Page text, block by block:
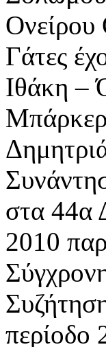
Γάτες
Ιθάκη –
στα 44α
2010
περίοδο